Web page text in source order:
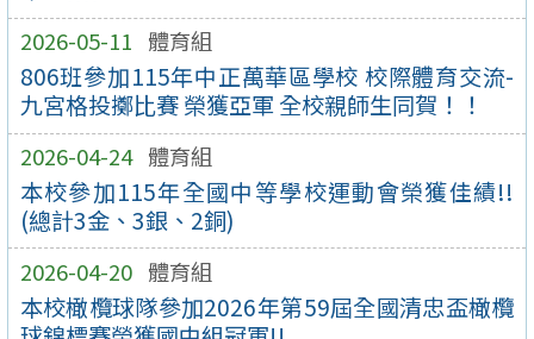
2026-05-11 體育組
806班參加115年中正萬華區學校 校際體育交流-
九宮格投擲比賽 榮獲亞軍 全校親師生同賀！！
2026-04-24 體育組
本校參加115年全國中等學校運動會榮獲佳績!!
(總計3金、3銀、2銅)
2026-04-20 體育組
本校橄欖球隊參加2026年第59屆全國清忠盃橄欖